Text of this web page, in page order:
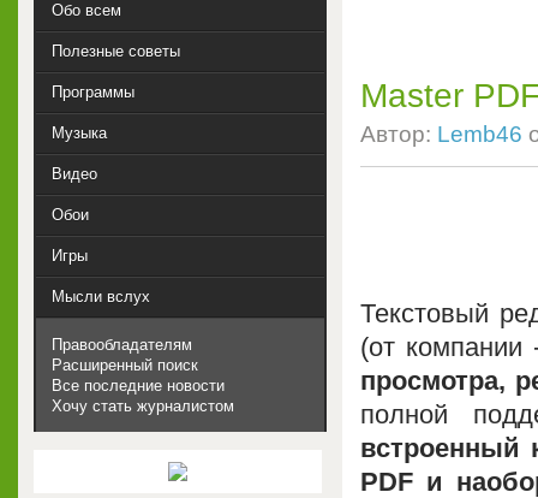
Master
Автор: Lemb46
Текстовый
(от компании
просмотра,
полной
встроенный
PDF и
Обо всем
Полезные советы
Программы
Музыка
Видео
Обои
Игры
Мысли вслух
Правообладателям
Расширенный поиск
Все последние новости
Хочу стать журналистом